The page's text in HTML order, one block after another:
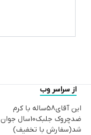
از سراسر وب
این آقای58ساله با کرم
ضدچروک جلبک10سال جوان
شد(سفارش با تخفیف)